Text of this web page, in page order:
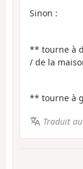
Sinon :
** tourne à
/ de la
** tourne à
Traduit